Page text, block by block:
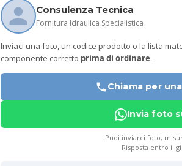
Consulenza Tecnica
Fornitura Idraulica Specialistica
Inviaci una foto, un codice prodotto o la lista
componente corretto prima di ordinare.
Chiama per
Invia foto
Puoi inviarci foto,
Risposta entro il